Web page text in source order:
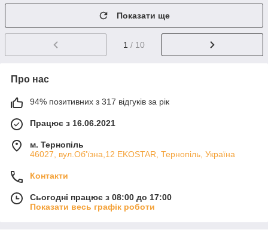
Показати ще
1 / 10
Про нас
94% позитивних з 317 відгуків за рік
Працює з 16.06.2021
м. Тернопіль
46027, вул.Об'їзна,12 EKOSTAR, Тернопіль, Україна
Контакти
Сьогодні працює з 08:00 до 17:00
Показати весь графік роботи